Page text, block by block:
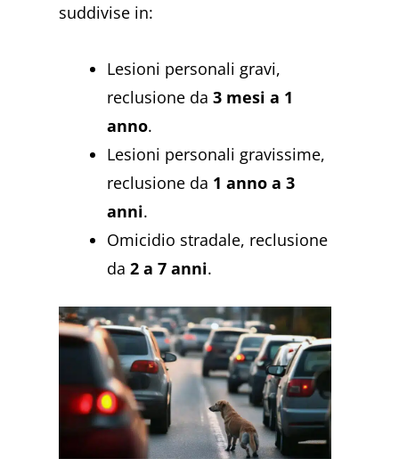
suddivise in:
Lesioni personali gravi,
reclusione da3 mesi a 1
anno.
Lesioni personali gravissime,
reclusione da 1 anno a 3
anni.
Omicidio stradale, reclusione
da2 a 7 anni.